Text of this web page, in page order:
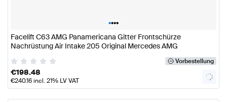
••••
Facelift C63 AMG Panamericana Gitter Frontschürze
Nachrüstung Air Intake 205 Original Mercedes AMG
Vorbestellung
€198.48
€240.16incl. 21% LV VAT